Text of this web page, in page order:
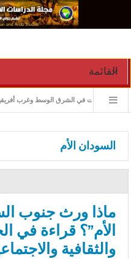
القائمة
الأزمات في الشرق الوسط وغرب أفريقيا أي
السودان الأم
ماذا ورث جنوب
الأم”؟ قراءة في
والثقافية